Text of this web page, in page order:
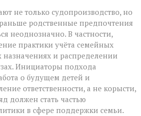
не только судопроизводство, но
родственные предпочтения
неоднозначно. В частности,
практики учёта семейных
назначениях и распределении
Инициаторы подхода
о будущем детей и
ответственности, а не корысти,
должен стать частью
в сфере поддержки семьи.